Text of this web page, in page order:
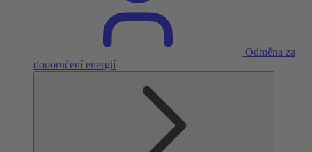
Odměna za
doporučení energií